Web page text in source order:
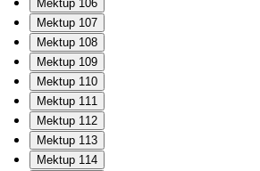
Mektup 106
Mektup 107
Mektup 108
Mektup 109
Mektup 110
Mektup 111
Mektup 112
Mektup 113
Mektup 114